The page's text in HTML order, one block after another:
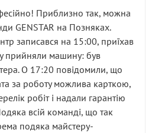
мій візит. Раніше міняв у
наче справив хороше
декілька гайок під
що це “старі гайки, які
не хвилюватися. ( надіюсь
в полі))
такі дрібниці вже не
Приблизно так, можна
GENSTAR на Позняках.
записався на 15:00, приїхав
прийняли машину: був
О 17:20 повідомили, що
за роботу можлива карткою,
робіт і надали гарантію
всій команді, що так
подяка майстеру-